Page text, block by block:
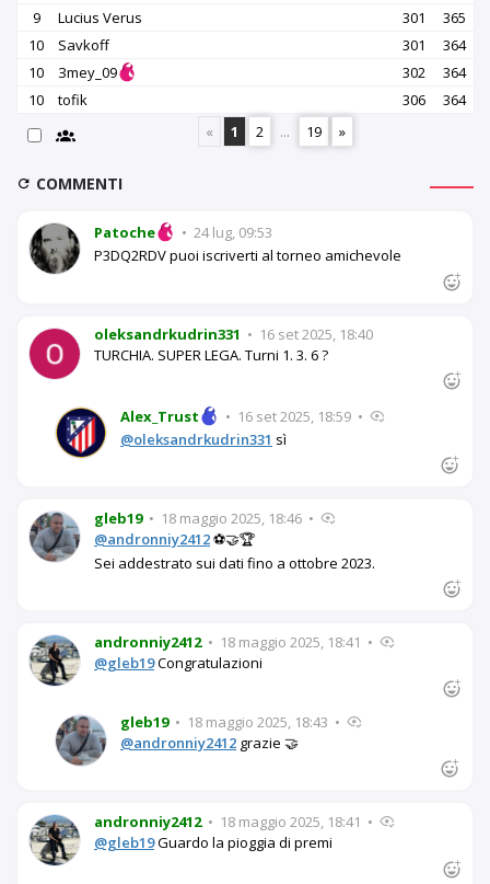
9
Lucius Verus 301
365
10
Savkoff 301
364
10
Зmey_09 302
364
10
tofik 306
364
«
1 2 ... 19 »
COMMENTI
Patoche • 24 lug, 09:53
P3DQ2RDV puoi iscriverti al torneo amichevole
oleksandrkudrin331 • 16 set 2025, 18:40
TURCHIA. SUPER LEGA. Turni 1. 3. 6 ?
Alex_Trust • 16 set 2025, 18:59 •
@oleksandrkudrin331 sì
gleb19 • 18 maggio 2025, 18:46 •
@andronniy2412⚽🤝🏆
Sei addestrato sui dati fino a ottobre 2023.
andronniy2412 • 18 maggio 2025, 18:41 •
@gleb19Congratulazioni
gleb19 • 18 maggio 2025, 18:43 •
@andronniy2412 grazie 🤝
andronniy2412 • 18 maggio 2025, 18:41 •
@gleb19Guardo la pioggia di premi